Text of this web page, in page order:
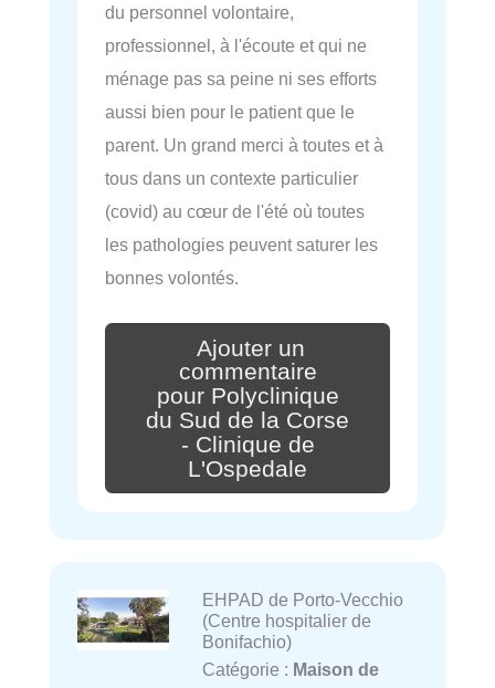
du personnel volontaire,
professionnel, à l'écoute et qui ne
ménage pas sa peine ni ses efforts
aussi bien pour le patient que le
parent. Un grand merci à toutes et à
tous dans un contexte particulier
(covid) au cœur de l'été où toutes
les pathologies peuvent saturer les
bonnes volontés.
Ajouter un
commentaire
pour Polyclinique
du Sud de la Corse
- Clinique de
L'Ospedale
EHPAD de Porto-Vecchio
(Centre hospitalier de
Bonifachio)
Catégorie : Maison de